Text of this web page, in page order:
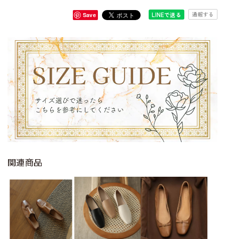
Save LINEで送る 通報する
関連商品